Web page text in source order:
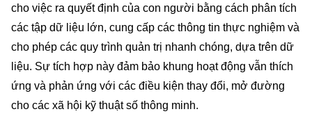
cho việc ra quyết định của con người bằng cách phân tích
các tập dữ liệu lớn, cung cấp các thông tin thực nghiệm và
cho phép các quy trình quản trị nhanh chóng, dựa trên dữ
liệu. Sự tích hợp này đảm bảo khung hoạt động vẫn thích
ứng và phản ứng với các điều kiện thay đổi, mở đường
cho các xã hội kỹ thuật số thông minh.